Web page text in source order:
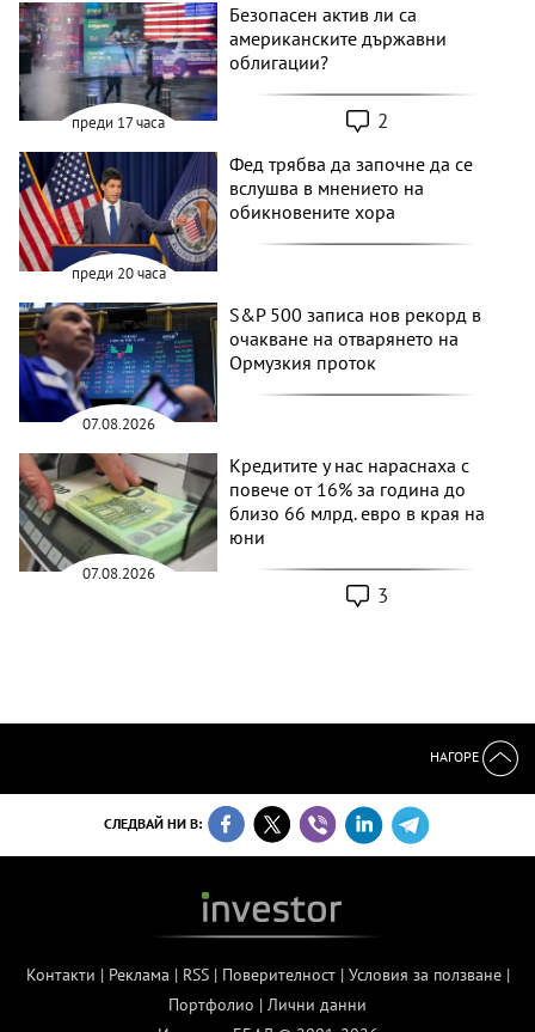
преди 17 часа
Безопасен актив ли са
американските държавни
облигации?
2
преди 20 часа
Фед трябва да започне да се
вслушва в мнението на
обикновените хора
07.08.2026
S&P 500 записа нов рекорд в
очакване на отварянето на
Ормузкия проток
07.08.2026
Кредитите у нас нараснаха с
повече от 16% за година до
близо 66 млрд. евро в края на
юни
3
НАГОРЕ
СЛЕДВАЙ НИ В:
Контакти | Реклама | RSS| Поверителност| Условия за ползване|
Портфолио | Лични данни